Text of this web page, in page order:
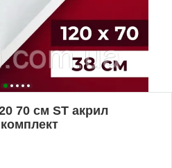
70 см ST акрил